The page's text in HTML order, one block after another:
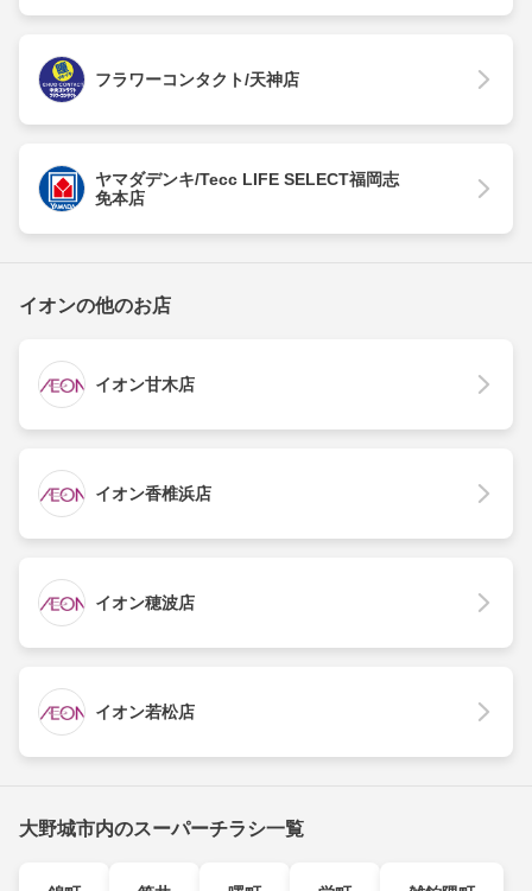
フラワーコンタクト/天神店
ヤマダデンキ/Tecc LIFE SELECT福岡志
免本店
イオンの他のお店
イオン甘木店
イオン香椎浜店
イオン穂波店
イオン若松店
大野城市内のスーパーチラシ一覧